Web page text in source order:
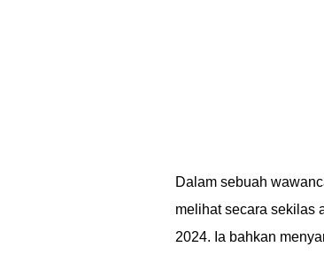
Dalam sebuah
melihat secara sekilas
2024. Ia bahkan